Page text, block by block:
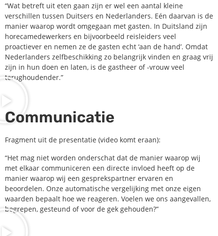
“Wat betreft uit eten gaan zijn er wel een aantal kleine
verschillen tussen Duitsers en Nederlanders. Eén daarvan is de
manier waarop wordt omgegaan met gasten. In Duitsland zijn
horecamedewerkers en bijvoorbeeld reisleiders veel
proactiever en nemen ze de gasten echt ‘aan de hand’. Omdat
Nederlanders zelfbeschikking zo belangrijk vinden en graag vrij
zijn in hun doen en laten, is de gastheer of -vrouw veel
terughoudender.”
Communicatie
Fragment uit de presentatie (video komt eraan):
“Het mag niet worden onderschat dat de manier waarop wij
met elkaar communiceren een directe invloed heeft op de
manier waarop wij een gesprekspartner ervaren en
beoordelen. Onze automatische vergelijking met onze eigen
waarden bepaalt hoe we reageren. Voelen we ons aangevallen,
begrepen, gesteund of voor de gek gehouden?”